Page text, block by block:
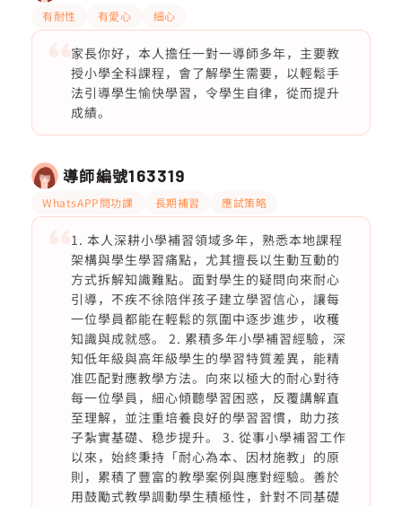
有耐性 有愛心 細心
家長你好，本人擔任一對一導師多年，主要教
授小學全科課程，會了解學生需要，以輕鬆手
法引導學生愉快學習，令學生自律，從而提升
成績。
導師編號163319
WhatsAPP問功課 長期補習 應試策略
1. 本人深耕小學補習領域多年，熟悉本地課程
架構與學生學習痛點，尤其擅長以生動互動的
方式拆解知識難點。面對學生的疑問向來耐心
引導，不疾不徐陪伴孩子建立學習信心，讓每
一位學員都能在輕鬆的氛圍中逐步進步，收穫
知識與成就感。 2. 累積多年小學補習經驗，深
知低年級與高年級學生的學習特質差異，能精
准匹配對應教學方法。向來以極大的耐心對待
每一位學員，細心傾聽學習困惑，反覆講解直
至理解，並注重培養良好的學習習慣，助力孩
子紮實基礎、稳步提升。 3. 從事小學補習工作
以來，始終秉持「耐心為本、因材施教」的原
則，累積了豐富的教學案例與應對經驗。善於
用鼓勵式教學調動學生積極性，針對不同基礎